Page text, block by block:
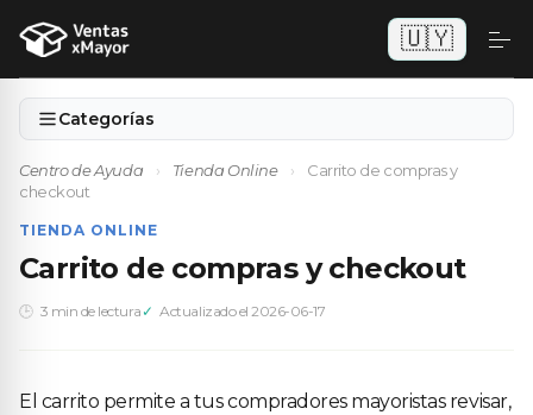
🇺🇾
Categorías
Centro de Ayuda › Tienda Online ›
Carrito de compras y
checkout
TIENDA ONLINE
Carrito de compras y checkout
3 min de lectura Actualizado el 2026-06-17
El carrito permite a tus compradores mayoristas revisar,